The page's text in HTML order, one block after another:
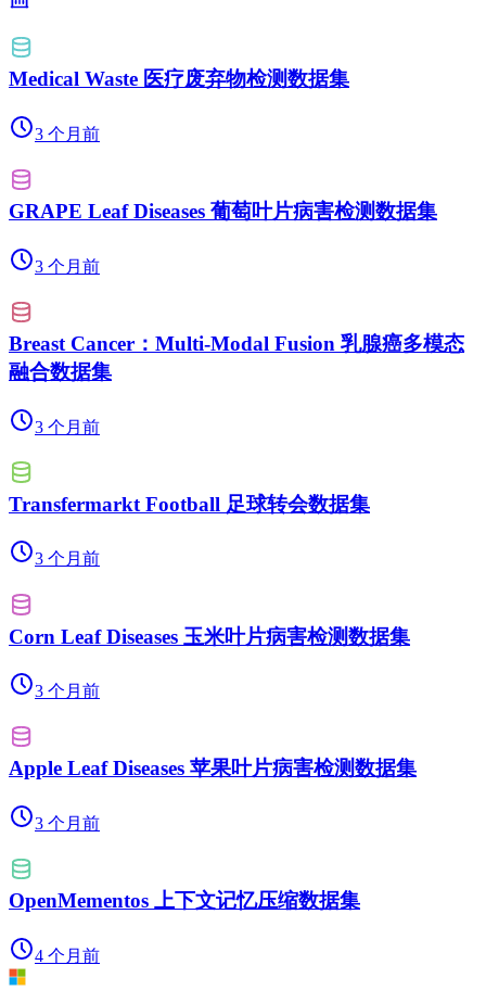
Medical Waste 医疗废弃物检测数据集
3 个月前
GRAPE Leaf Diseases 葡萄叶片病害检测数据集
3 个月前
Breast Cancer：Multi-Modal Fusion 乳腺癌多模态
融合数据集
3 个月前
Transfermarkt Football 足球转会数据集
3 个月前
Corn Leaf Diseases 玉米叶片病害检测数据集
3 个月前
Apple Leaf Diseases 苹果叶片病害检测数据集
3 个月前
OpenMementos 上下文记忆压缩数据集
4 个月前